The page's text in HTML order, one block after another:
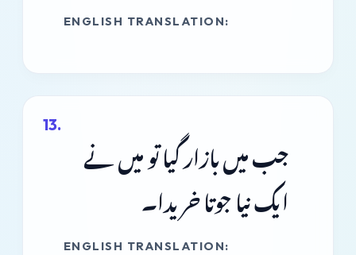
ENGLISH TRANSLATION:
جب میں بازار گیا تو میں نے
ایک نیا جوتا خریدا۔
ENGLISH TRANSLATION: